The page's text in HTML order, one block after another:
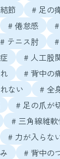
節
# 足の
# 倦怠感
# テニス肘
# 人工股
# 背中の
ない
# 全
# 足の爪が
# 三角線維
# 力が入らな
# 背中の